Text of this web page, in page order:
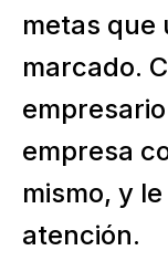
metas que
marcado.
empresa
mismo, y
atención.